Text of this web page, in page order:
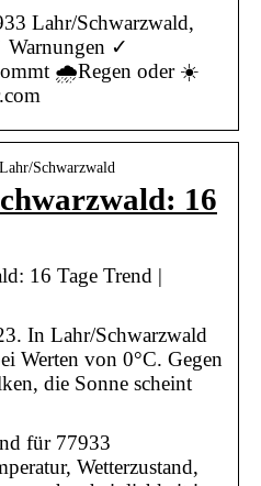
Lahr/Schwarzwald,
Warnungen ✓
🌧️Regen oder ☀️
Schwarzwald
16
16 Tage Trend |
In Lahr/Schwarzwald
Werten von 0°C. Gegen
die Sonne scheint
für 77933
Wetterzustand,